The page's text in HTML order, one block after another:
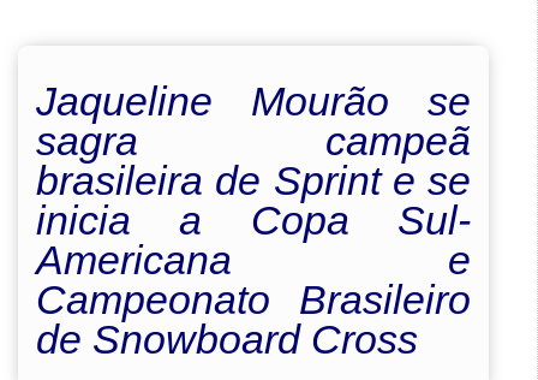
Jaqueline Mourão se
sagra campeã
brasileira de Sprint e se
inicia a Copa Sul-
Americana e
Campeonato Brasileiro
de Snowboard Cross